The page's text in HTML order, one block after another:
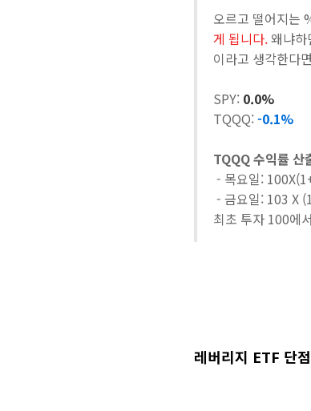
오르고 떨어지는
게 됩니다.왜냐하
이라고 생각한다
SPY: 0.0%
TQQQ:-0.1%
TQQQ 수익률 산
- 목요일:
- 금요일: 103 X
최초 투자 100에
레버리지 ETF 단점